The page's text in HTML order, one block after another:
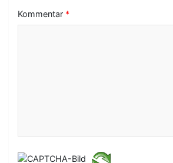
N
Kommentar *